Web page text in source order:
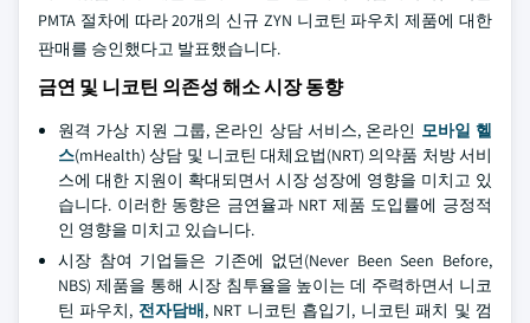
PMTA 절차에 따라 20개의 신규 ZYN 니코틴 파우치 제품에 대한
판매를 승인했다고 발표했습니다.
금연 및 니코틴 의존성 해소 시장 동향
원격 가상 지원 그룹, 온라인 상담 서비스, 온라인 모바일 헬
스(mHealth) 상담 및 니코틴 대체요법(NRT) 의약품 처방 서비
스에 대한 지원이 확대되면서 시장 성장에 영향을 미치고 있
습니다. 이러한 동향은 금연율과 NRT 제품 도입률에 긍정적
인 영향을 미치고 있습니다.
시장 참여 기업들은 기존에 없던(Never Been Seen Before,
NBS) 제품을 통해 시장 침투율을 높이는 데 주력하면서 니코
틴 파우치, 전자담배, NRT 니코틴 흡입기, 니코틴 패치 및 껌